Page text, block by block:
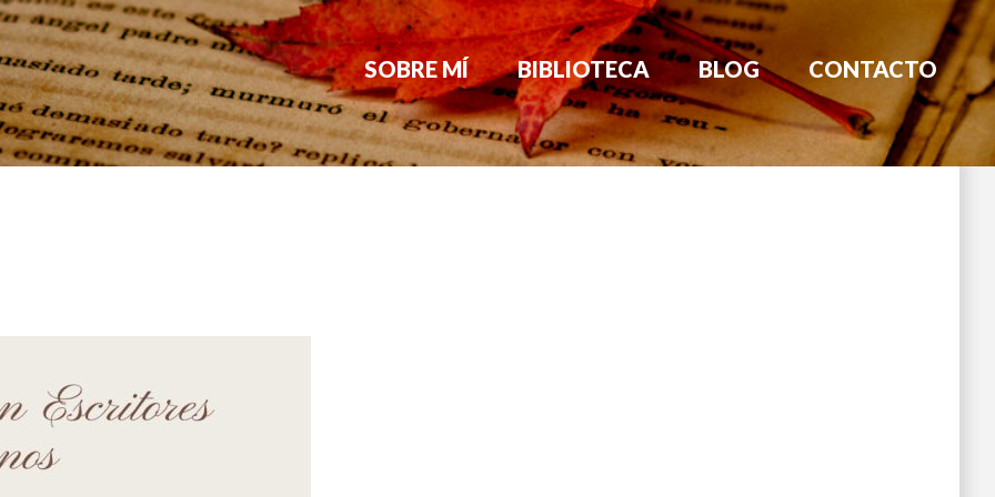
SOBRE MÍ BIBLIOTECA BLOG CONTACTO